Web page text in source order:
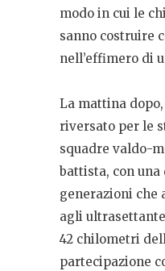
modo in cui le
sanno costruire
nell’effimero di
La mattina
riversato per le
squadre valdo-
battista, con
generazioni che
agli
42 chilometri
partecipazione